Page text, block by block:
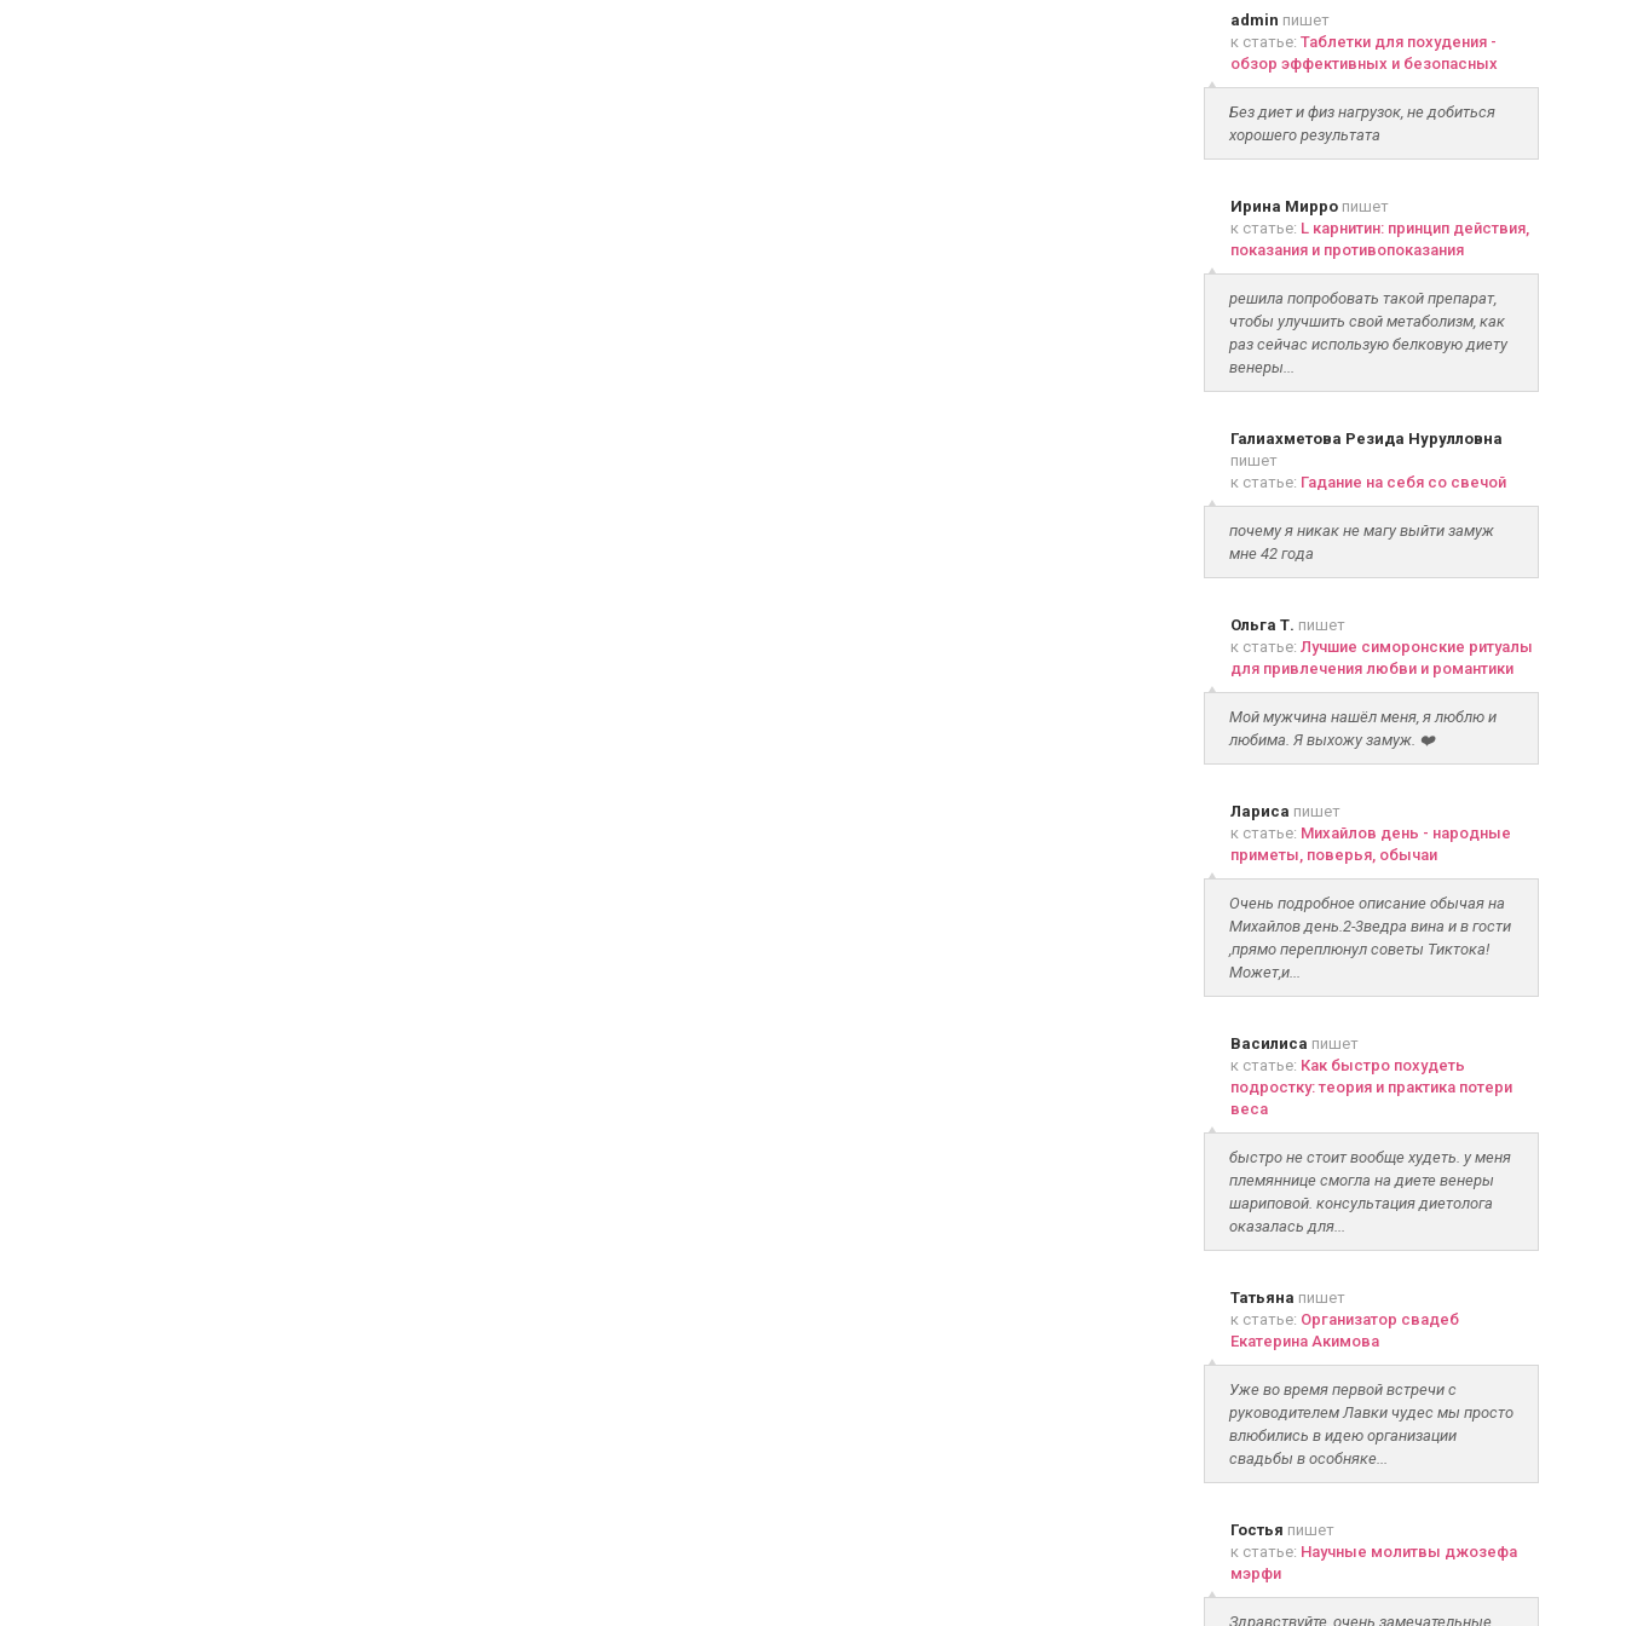
admin пишет
к статье: Таблетки для похудения -
обзор эффективных и безопасных
Без диет и физ нагрузок, не добиться
хорошего результата
Ирина Мирропишет
к статье: L карнитин: принцип действия,
показания и противопоказания
решила попробовать такой препарат,
чтобы улучшить свой метаболизм, как
раз сейчас использую белковую диету
венеры...
Галиахметова Резида Нурулловна
пишет
к статье: Гадание на себя со свечой
почему я никак не магу выйти замуж
мне 42 года
Ольга Т. пишет
к статье: Лучшие симоронские ритуалы
для привлечения любви и романтики
Мой мужчина нашёл меня, я люблю и
любима. Я выхожу замуж. ❤️
Лариса пишет
к статье: Михайлов день - народные
приметы, поверья, обычаи
Очень подробное описание обычая на
Михайлов день.2-3ведра вина и в гости
,прямо переплюнул советы Тиктока!
Может,и...
Василиса пишет
к статье: Как быстро похудеть
подростку: теория и практика потери
веса
быстро не стоит вообще худеть. у меня
племяннице смогла на диете венеры
шариповой. консультация диетолога
оказалась для...
Татьяна пишет
к статье: Организатор свадеб
Екатерина Акимова
Уже во время первой встречи с
руководителем Лавки чудес мы просто
влюбились в идею организации
свадьбы в особняке...
Гостья пишет
к статье: Научные молитвы джозефа
мэрфи
Здравствуйте, очень замечательные